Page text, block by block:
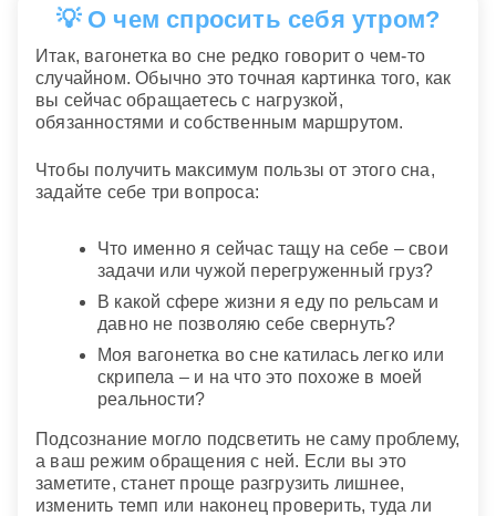
💡 О чем спросить себя утром?
Итак, вагонетка во сне редко говорит о чем-то
случайном. Обычно это точная картинка того, как
вы сейчас обращаетесь с нагрузкой,
обязанностями и собственным маршрутом.
Чтобы получить максимум пользы от этого сна,
задайте себе три вопроса:
Что именно я сейчас тащу на себе – свои
задачи или чужой перегруженный груз?
В какой сфере жизни я еду по рельсам и
давно не позволяю себе свернуть?
Моя вагонетка во сне катилась легко или
скрипела – и на что это похоже в моей
реальности?
Подсознание могло подсветить не саму проблему,
а ваш режим обращения с ней. Если вы это
заметите, станет проще разгрузить лишнее,
изменить темп или наконец проверить, туда ли